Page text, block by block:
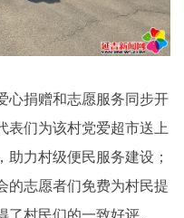
捐赠和志愿服务同步开
表们为该村党爱超市送上
力村级便民服务建设；
的志愿者们免费为村民提
村民们的一致好评。